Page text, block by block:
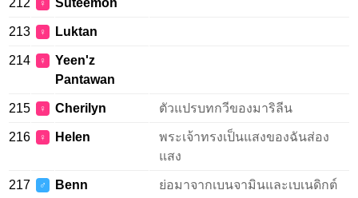
212 ♀ Suteemon
213 ♀ Luktan
214 ♀
Yeen'z
Pantawan
215 ♀ Cherilyn ตัวแปรบทกวีของมาริลีน
216 ♀ Helen
พระเจ้าทรงเป็นแสงของฉันส่อง
แสง
217 ♂ Benn ย่อมาจากเบนจามินและเบเนดิกต์